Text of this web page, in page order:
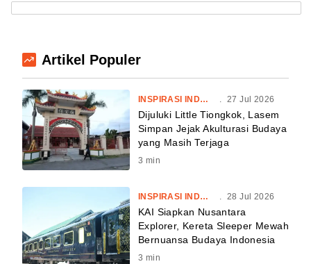
Artikel Populer
INSPIRASI INDONESIA . 27 Jul 2026
Dijuluki Little Tiongkok, Lasem
Simpan Jejak Akulturasi Budaya
yang Masih Terjaga
3 min
INSPIRASI INDONESIA . 28 Jul 2026
KAI Siapkan Nusantara
Explorer, Kereta Sleeper Mewah
Bernuansa Budaya Indonesia
3 min